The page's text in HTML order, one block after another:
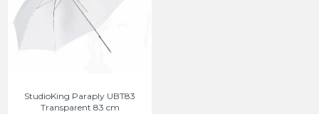
StudioKing Paraply UBT83
Transparent 83 cm